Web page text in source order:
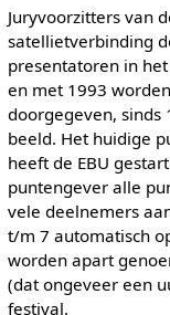
Juryvoorzitters van
satellietverbinding
presentatoren in
en met 1993
doorgegeven, sinds
beeld. Het huidige
heeft de EBU
puntengever alle
vele deelnemers
t/m 7 automatisch
worden apart
(dat ongeveer een
festival.